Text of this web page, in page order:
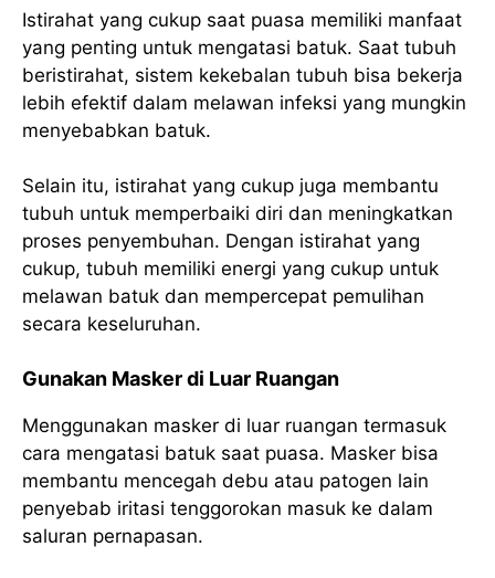
Istirahat yang cukup saat puasa memiliki manfaat
yang penting untuk mengatasi batuk. Saat tubuh
beristirahat, sistem kekebalan tubuh bisa bekerja
lebih efektif dalam melawan infeksi yang mungkin
menyebabkan batuk.
Selain itu, istirahat yang cukup juga membantu
tubuh untuk memperbaiki diri dan meningkatkan
proses penyembuhan. Dengan istirahat yang
cukup, tubuh memiliki energi yang cukup untuk
melawan batuk dan mempercepat pemulihan
secara keseluruhan.
Gunakan Masker di Luar Ruangan
Menggunakan masker di luar ruangan termasuk
cara mengatasi batuk saat puasa. Masker bisa
membantu mencegah debu atau patogen lain
penyebab iritasi tenggorokan masuk ke dalam
saluran pernapasan.